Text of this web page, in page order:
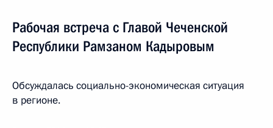
Рабочая встреча с Главой Чеченской
Республики Рамзаном Кадыровым
Обсуждалась социально-экономическая ситуация
в регионе.